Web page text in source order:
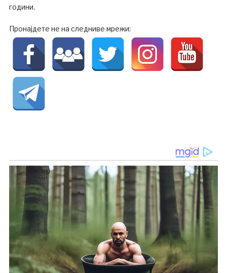
години.
Пронајдете не на следниве мрежи: